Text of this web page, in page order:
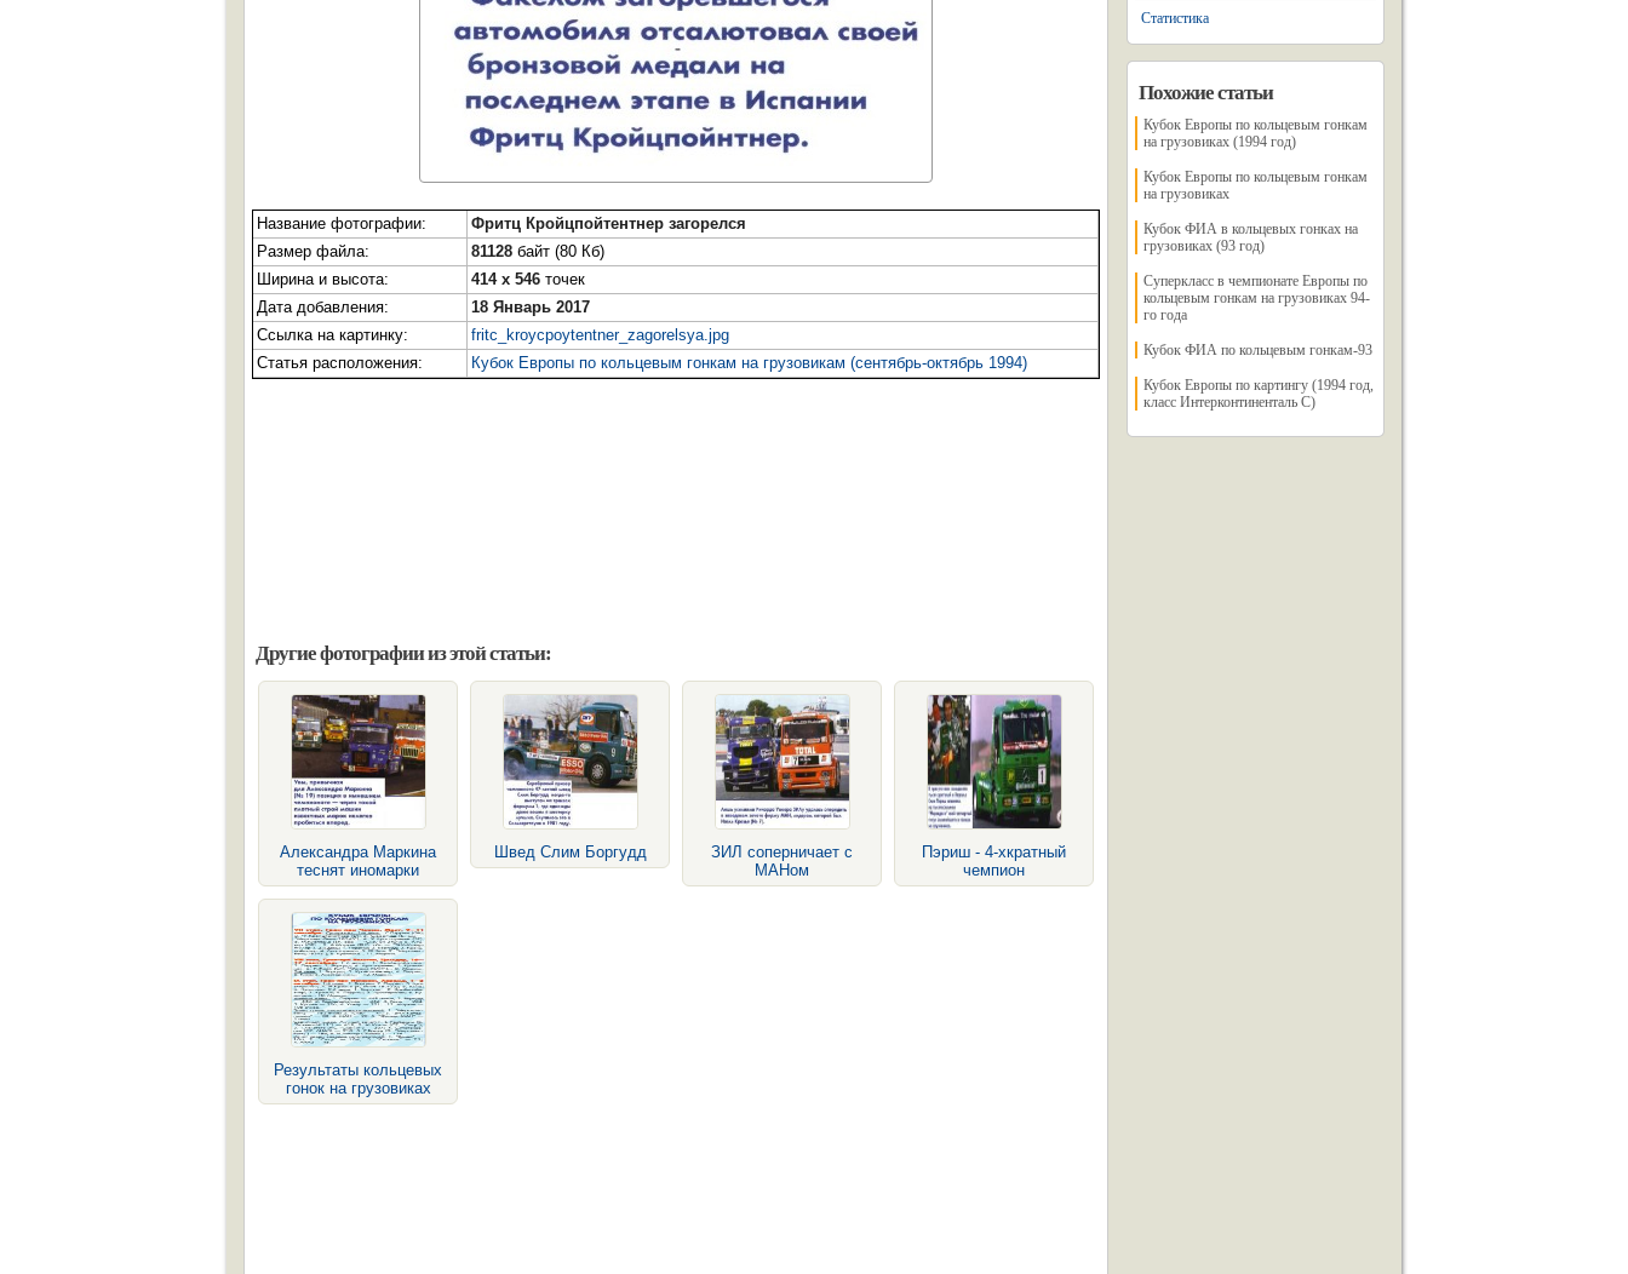
Название фотографии:
Фритц Кройцпойтентнер загорелся
Размер файла:
81128 байт (80 Кб)
Ширина и высота:
414 x 546 точек
Дата добавления:
18 Январь 2017
Ссылка на картинку:
fritc_kroycpoytentner_zagorelsya.jpg
Статья расположения:
Кубок Европы по кольцевым гонкам на грузовикам (сентябрь-октябрь 1994)
Другие фотографии из этой статьи:
Александра Маркина
теснят иномарки
Швед Слим Боргудд
ЗИЛ соперничает с
МАНом
Пэриш - 4-хкратный
чемпион
Результаты кольцевых
гонок на грузовиках
Статистика
Похожие статьи
Кубок Европы по кольцевым гонкам
на грузовиках (1994 год)
Кубок Европы по кольцевым гонкам
на грузовиках
Кубок ФИА в кольцевых гонках на
грузовиках (93 год)
Суперкласс в чемпионате Европы по
кольцевым гонкам на грузовиках 94-
го года
Кубок ФИА по кольцевым гонкам-93
Кубок Европы по картингу (1994 год,
класс Интерконтиненталь С)